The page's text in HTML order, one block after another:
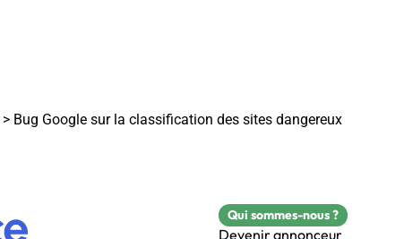
> Bug Google sur la classification des sites dangereux
Qui sommes-nous ?
Devenir annonceur